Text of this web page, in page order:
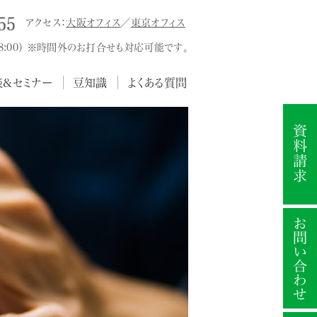
アクセス：大阪オフィス ／東京オフィス
） ※時間外のお打合せも対応可能です。
セミナー 豆知識 よくある質問